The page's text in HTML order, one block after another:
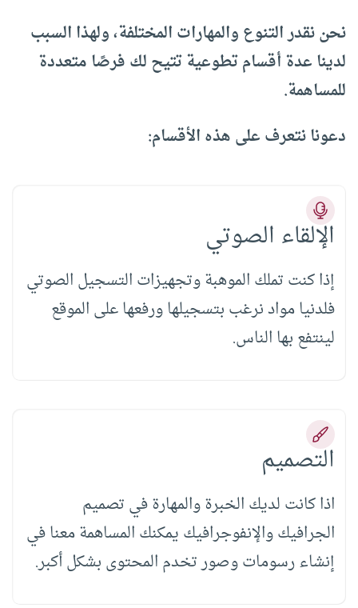
نحن نقدر التنوع والمهارات المختلفة، ولهذا السبب
لدينا عدة أقسام تطوعية تتيح لك فرصًا متعددة
للمساهمة.
دعونا نتعرف على هذه الأقسام:
الإلقاء الصوتي
إذا كنت تملك الموهبة وتجهيزات التسجيل الصوتي
فلدنيا مواد نرغب بتسجيلها ورفعها على الموقع
لينتفع بها الناس.
التصميم
اذا كانت لديك الخبرة والمهارة في تصميم
الجرافيك والإنفوجرافيك يمكنك المساهمة معنا في
إنشاء رسومات وصور تخدم المحتوى بشكل أكبر.